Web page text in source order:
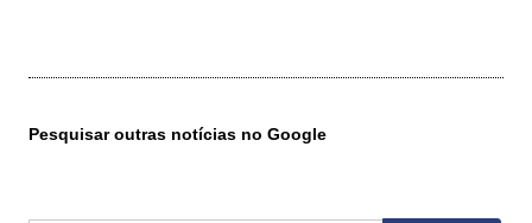
Pesquisar outras notícias no Google